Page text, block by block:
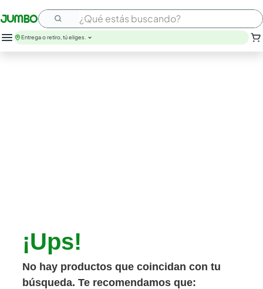
¿Qué estás buscando?
Entrega o retiro, tú eliges.
¡Ups!
No hay productos que coincidan con tu
búsqueda. Te recomendamos que: